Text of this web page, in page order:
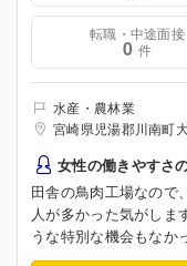
転職・中途面接
0 件
水産・農林業
宮崎県児湯郡川南町
女性の働きやすさ
田舎の鳥肉工場なので
人が多かった気がしま
うな特別な機会もなか